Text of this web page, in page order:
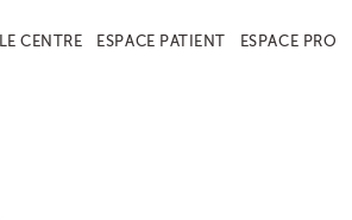
LE CENTRE ESPACE PATIENT ESPACE PRO